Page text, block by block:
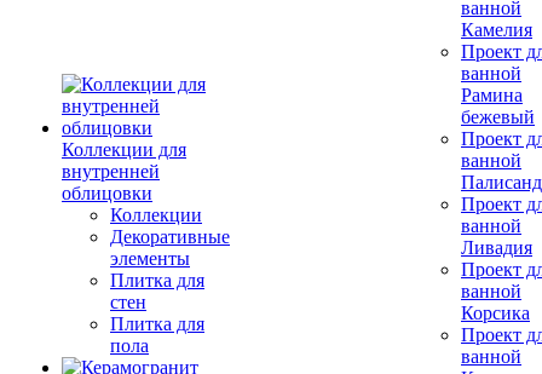
Коллекции для
внутренней
облицовки
Коллекции
Декоративные
элементы
Плитка для
стен
Плитка для
пола
ванной
Камелия
Проект
ванной
Рамина
бежевый
Проект
ванной
Проект
ванной
Ливадия
Проект
ванной
Корсика
Проект
ванной